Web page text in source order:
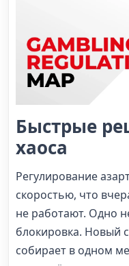
Быстрые
хаоса
Регулирование
скоростью, что
не работают. Одно
блокировка. Новый
собирает в одном